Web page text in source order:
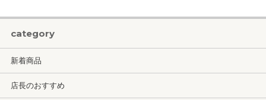
category
新着商品
店長のおすすめ